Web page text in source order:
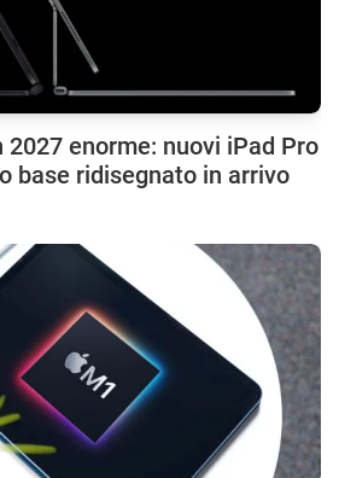
2027 enorme: nuovi iPad Pro
base ridisegnato in arrivo